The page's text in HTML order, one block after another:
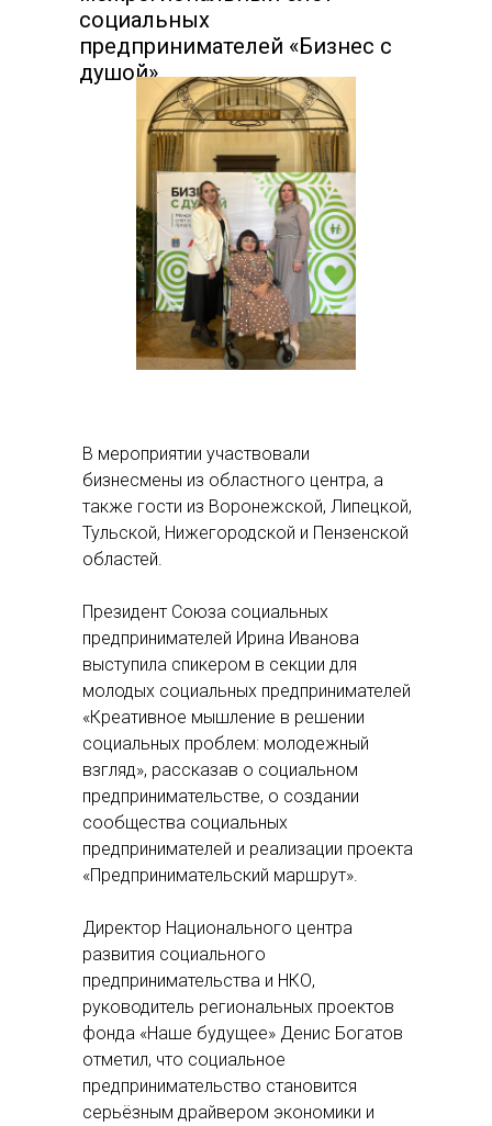
социальных
предпринимателей «Бизнес с
душой».
В мероприятии участвовали
бизнесмены из областного центра, а
также гости из Воронежской, Липецкой,
Тульской, Нижегородской и Пензенской
областей.
Президент Союза социальных
предпринимателей Ирина Иванова
выступила спикером в секции для
молодых социальных предпринимателей
«Креативное мышление в решении
социальных проблем: молодежный
взгляд», рассказав о социальном
предпринимательстве, о создании
сообщества социальных
предпринимателей и реализации проекта
«Предпринимательский маршрут».
Директор Национального центра
развития социального
предпринимательства и НКО,
руководитель региональных проектов
фонда «Наше будущее» Денис Богатов
отметил, что социальное
предпринимательство становится
серьёзным драйвером экономики и